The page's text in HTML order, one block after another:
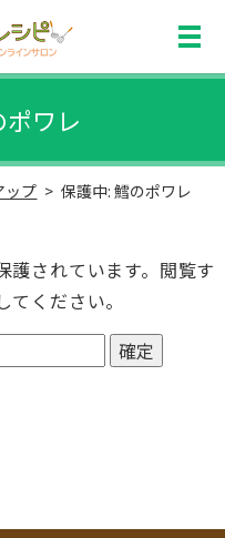
ワレ
ップ 保護中: 鱈のポワレ
護されています。閲覧す
ください。